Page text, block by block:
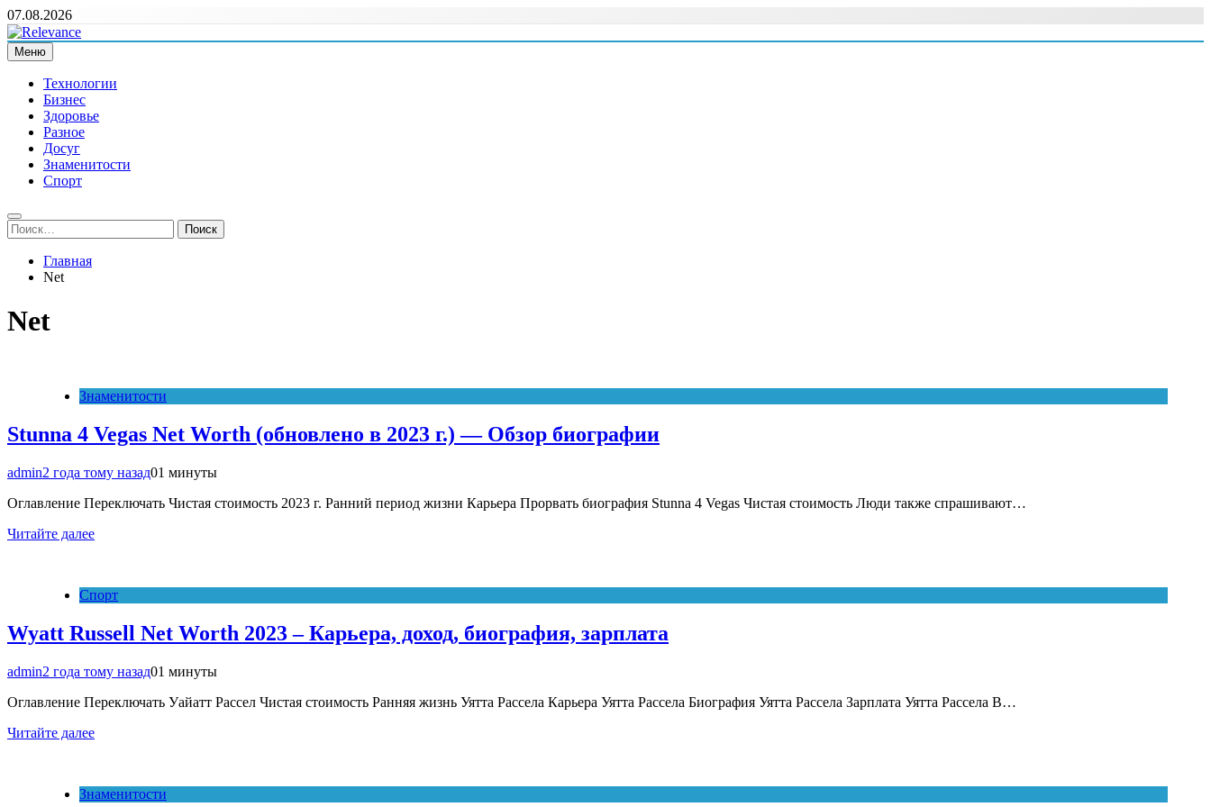
Перейти
к
содержимому
07.08.2026
Relevance
Релевантні новини — саме те, що вам потрібно
Меню
Технологии
Бизнес
Здоровье
Разное
Досуг
Знаменитости
Спорт
Найти:
Главная
Net
Net
Знаменитости
Stunna 4 Vegas Net Worth (обновлено в 2023 г.) — Обзор биографии
admin2 года тому назад01 минуты
Оглавление Переключать Чистая стоимость 2023 г. Ранний период жизни Карьера Прорвать биография Stunna 4 Vegas Чистая стоимость Люди также спрашивают…
Читайте далее
Спорт
Wyatt Russell Net Worth 2023 – Карьера, доход, биография, зарплата
admin2 года тому назад01 минуты
Оглавление Переключать Уайатт Рассел Чистая стоимость Ранняя жизнь Уятта Рассела Карьера Уятта Рассела Биография Уятта Рассела Зарплата Уятта Рассела В…
Читайте далее
Знаменитости